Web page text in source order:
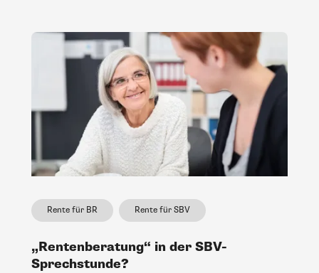
Rente für BR Rente für SBV
„Rentenberatung“ in der SBV-
Sprechstunde?